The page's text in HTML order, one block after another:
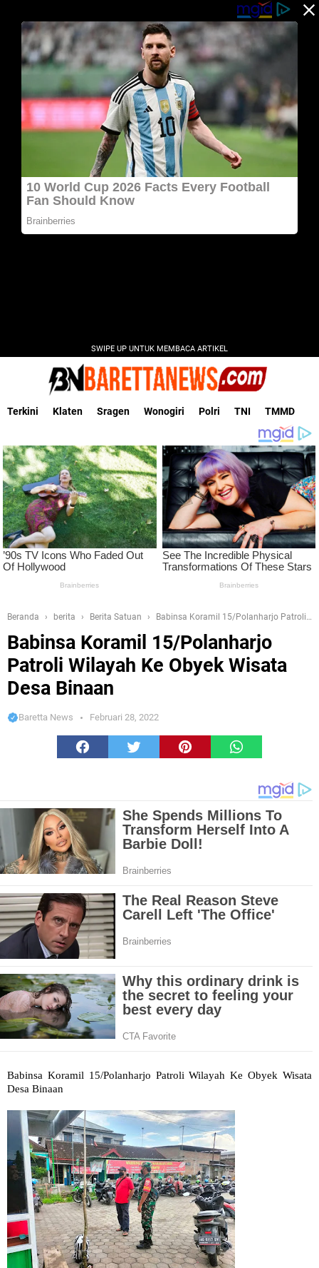
SWIPE UP UNTUK MEMBACA ARTIKEL
Terkini Klaten Sragen Wonogiri Polri TNI TMMD
Beranda berita Berita Satuan
Babinsa Koramil 15/Polanharjo Patroli
Babinsa Koramil 15/Polanharjo
Patroli Wilayah Ke Obyek Wisata
Desa Binaan
Baretta News Februari 28, 2022
Babinsa Koramil 15/Polanharjo Patroli Wilayah Ke Obyek Wisata
Desa Binaan